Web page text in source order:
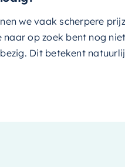
we vaak scherpere
op zoek bent nog
Dit betekent